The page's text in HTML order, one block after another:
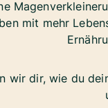
mit mehr
wir dir, wie du